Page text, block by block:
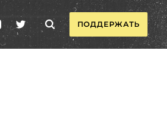
ПОДДЕРЖАТЬ